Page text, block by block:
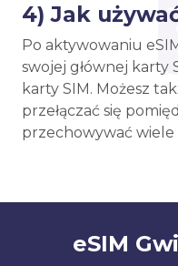
4) Jak
Po aktywowaniu
swojej głównej
karty SIM. Możesz
przełączać się
przechowywać wiele
eSIM